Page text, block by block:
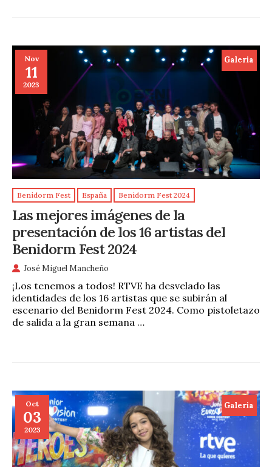
Nov
11
2023
Galeria
Benidorm Fest España Benidorm Fest 2024
Las mejores imágenes de la
presentación de los 16 artistas del
Benidorm Fest 2024
José Miguel Mancheño
¡Los tenemos a todos! RTVE ha desvelado las
identidades de los 16 artistas que se subirán al
escenario del Benidorm Fest 2024. Como pistoletazo
de salida a la gran semana …
Oct
03
2023
Galeria